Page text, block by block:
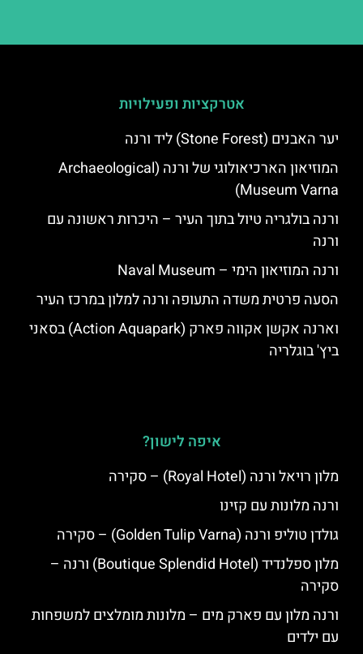
אטרקציות ופעילויות
יער האבנים (Stone Forest) ליד ורנה
המוזיאון הארכיאולוגי של ורנה (Archaeological
Museum Varna)
ורנה בולגריה טיול בתוך העיר – היכרות ראשונה עם
ורנה
ורנה המוזיאון הימי – Naval Museum
הסעה פרטית משדה התעופה ורנה למלון במרכז העיר
וארנה אקשן אקווה פארק (Action Aquapark) בסאני
ביץ' בוגלריה
איפה לישון?
מלון רויאל ורנה (Royal Hotel) – סקירה
ורנה מלונות עם קזינו
גולדן טוליפ ורנה (Golden Tulip Varna) – סקירה
מלון ספלנדיד (Boutique Splendid Hotel) ורנה –
סקירה
ורנה מלון עם פארק מים – מלונות מומלצים למשפחות
עם ילדים